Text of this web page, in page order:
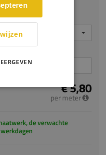
€ 5,80
per meter
de verwachte